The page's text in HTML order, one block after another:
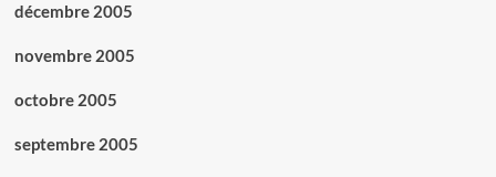
décembre 2005
novembre 2005
octobre 2005
septembre 2005